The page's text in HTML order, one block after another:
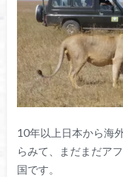
10年以上日本から海
らみて、まだまだア
国です。